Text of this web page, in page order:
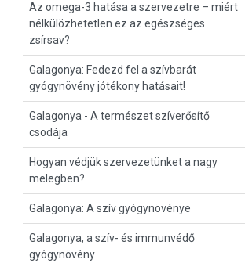
Az omega-3 hatása a szervezetre – miért
nélkülözhetetlen ez az egészséges
zsírsav?
Galagonya: Fedezd fel a szívbarát
gyógynövény jótékony hatásait!
Galagonya - A természet szíverősítő
csodája
Hogyan védjük szervezetünket a nagy
melegben?
Galagonya: A szív gyógynövénye
Galagonya, a szív- és immunvédő
gyógynövény